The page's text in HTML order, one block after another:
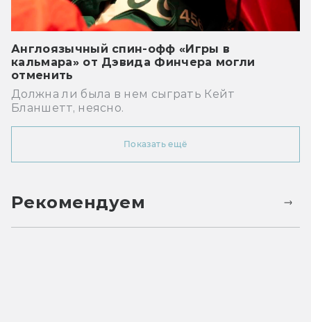
Англоязычный спин-офф «Игры в
кальмара» от Дэвида Финчера могли
отменить
Должна ли была в нем сыграть Кейт
Бланшетт, неясно.
Показать ещё
Рекомендуем